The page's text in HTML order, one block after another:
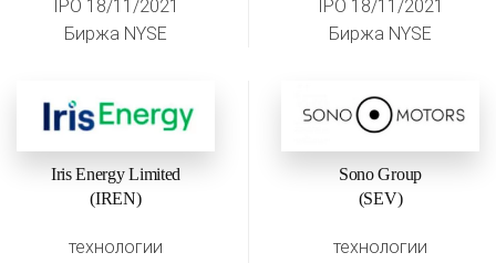
IPO 18/11/2021
Биржа NYSE
IPO 18/11/2021
Биржа NYSE
Iris Energy Limited
(IREN)
технологии
Sono Group
(SEV)
технологии